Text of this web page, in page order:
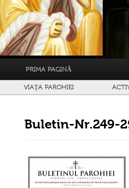
PRIMA PAGINĂ
VIAȚA PAROHIEI
Buletin-Nr.249-